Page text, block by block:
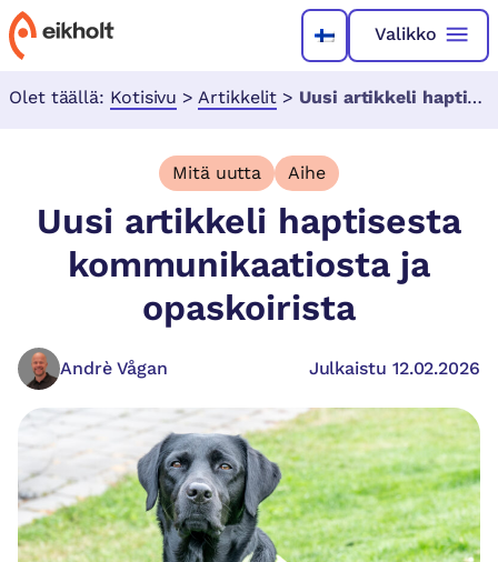
Valikko
Olet täällä: Kotisivu > Artikkelit > Uusi artikkeli haptisesta kommunikaatiosta ja opaskoirista
Mitä uutta Aihe
Uusi artikkeli haptisesta
kommunikaatiosta ja
opaskoirista
Andrè Vågan Julkaistu 12.02.2026